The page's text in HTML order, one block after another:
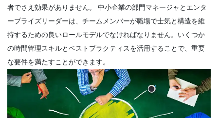
時間管理ソフト
時間管理ソフトウェアを使用して生産性を
高める方法
者でさえ効果がありません。
中小企業の部門マネージャとエンタ
ープライズリーダーは、チームメンバーが職場で士気と構造を維
持するための良いロールモデルでなければなりません。いくつか
の時間管理スキルとベストプラクティスを活用することで、重要
な要件を満たすことができます。